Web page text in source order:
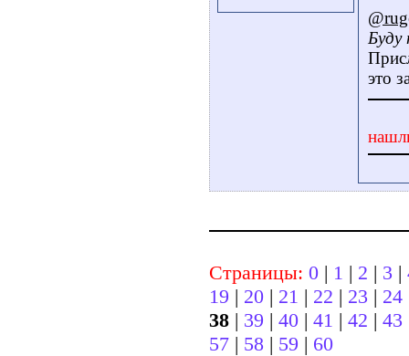
Буду
это
Страницы: 0 | 1 | 2 | 3 |
19 | 20 | 21 | 22 | 23 | 24
38 | 39 | 40 | 41 | 42 | 43
57 | 58 | 59 | 60